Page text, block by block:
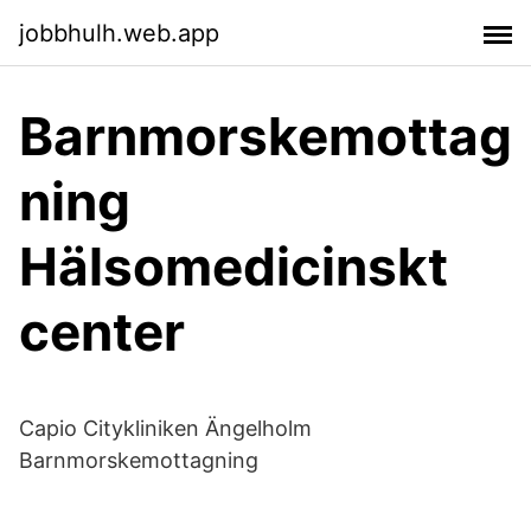
jobbhulh.web.app
Barnmorskemottag
ning
Hälsomedicinskt
center
Capio Citykliniken Ängelholm
Barnmorskemottagning